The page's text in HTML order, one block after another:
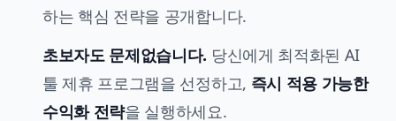
하는 핵심 전략을 공개합니다.
초보자도 문제없습니다. 당신에게 최적화된 AI
툴 제휴 프로그램을 선정하고, 즉시 적용 가능한
수익화 전략을 실행하세요.